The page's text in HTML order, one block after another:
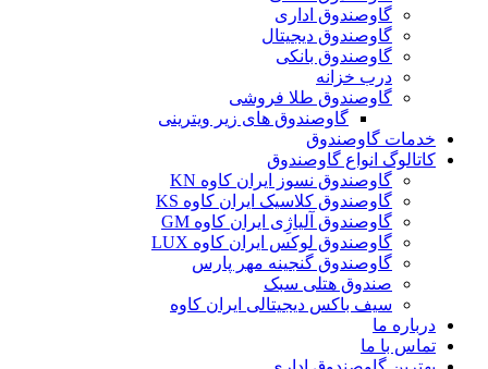
گاوصندوق اداری
گاوصندوق دیجیتال
گاوصندوق بانکی
درب خزانه
گاوصندوق طلا فروشی
گاوصندوق های زیر ویترینی
خدمات گاوصندوق
کاتالوگ انواع گاوصندوق
گاوصندوق نسوز ایران کاوه KN
گاوصندوق کلاسیک ایران کاوه KS
گاوصندوق آلیاژِی ایران کاوه GM
گاوصندوق لوکس ایران کاوه LUX
گاوصندوق گنجینه مهر پارس
صندوق هتلی سبک
سیف باکس دیجیتالی ایران کاوه
درباره ما
تماس با ما